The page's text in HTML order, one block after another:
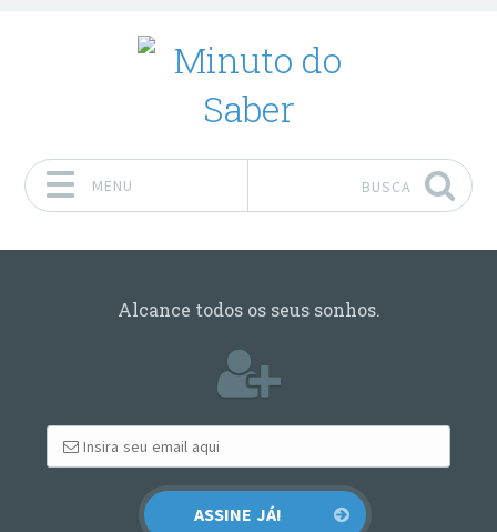
MENU BUSCA
Alcance todos os seus sonhos.